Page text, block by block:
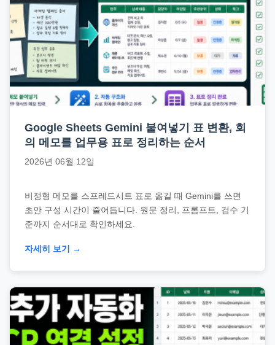
Google Sheets Gemini 붙여넣기 표 변환, 회
의 메모를 업무용 표로 정리하는 순서
2026년 06월 12일
비정형 메모를 스프레드시트 표로 옮길 때 Gemini를 쓰면
초안 구성 시간이 줄어듭니다. 원문 정리, 프롬프트, 검수 기
준까지 순서대로 확인하세요.
자세히 보기 →